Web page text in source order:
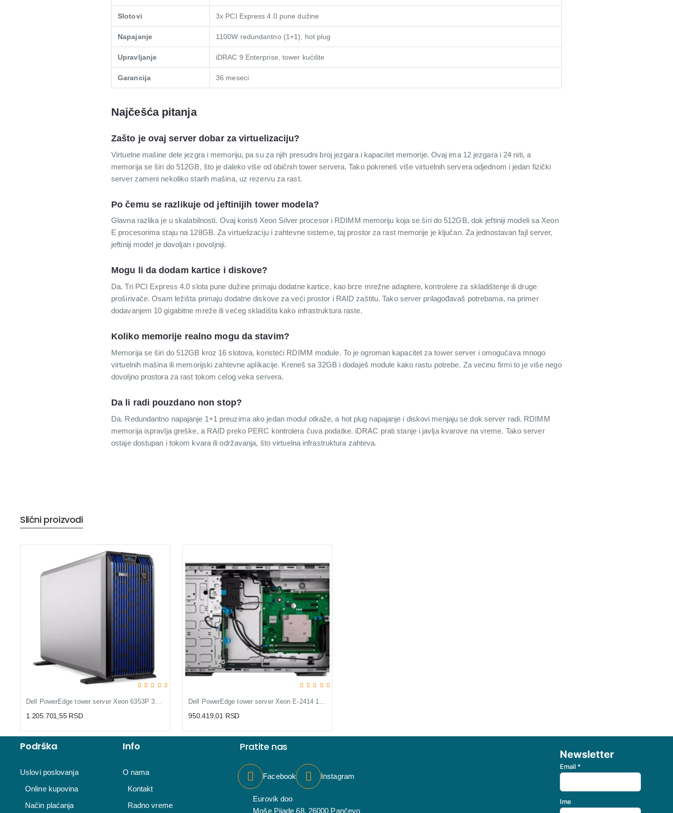
Slotovi 3x PCI Express 4.0 pune dužine
Napajanje 1100W redundantno (1+1), hot plug
Upravljanje iDRAC 9 Enterprise, tower kućište
Garancija 36 meseci
Najčešća pitanja
Zašto je ovaj server dobar za virtuelizaciju?
Virtuelne mašine dele jezgra i memoriju, pa su za njih presudni broj jezgara i kapacitet memorije. Ovaj ima 12 jezgara i 24 niti, a
memorija se širi do 512GB, što je daleko više od običnih tower servera. Tako pokreneš više virtuelnih servera odjednom i jedan fizički
server zameni nekoliko starih mašina, uz rezervu za rast.
Po čemu se razlikuje od jeftinijih tower modela?
Glavna razlika je u skalabilnosti. Ovaj koristi Xeon Silver procesor i RDIMM memoriju koja se širi do 512GB, dok jeftiniji modeli sa Xeon
E procesorima staju na 128GB. Za virtuelizaciju i zahtevne sisteme, taj prostor za rast memorije je ključan. Za jednostavan fajl server,
jeftiniji model je dovoljan i povoljniji.
Mogu li da dodam kartice i diskove?
Da. Tri PCI Express 4.0 slota pune dužine primaju dodatne kartice, kao brze mrežne adaptere, kontrolere za skladištenje ili druge
proširivače. Osam ležišta primaju dodatne diskove za veći prostor i RAID zaštitu. Tako server prilagođavaš potrebama, na primer
dodavanjem 10 gigabitne mreže ili većeg skladišta kako infrastruktura raste.
Koliko memorije realno mogu da stavim?
Memorija se širi do 512GB kroz 16 slotova, koristeći RDIMM module. To je ogroman kapacitet za tower server i omogućava mnogo
virtuelnih mašina ili memorijski zahtevne aplikacije. Kreneš sa 32GB i dodaješ module kako rastu potrebe. Za većinu firmi to je više nego
dovoljno prostora za rast tokom celog veka servera.
Da li radi pouzdano non stop?
Da. Redundantno napajanje 1+1 preuzima ako jedan modul otkaže, a hot plug napajanje i diskovi menjaju se dok server radi. RDIMM
memorija ispravlja greške, a RAID preko PERC kontrolera čuva podatke. iDRAC prati stanje i javlja kvarove na vreme. Tako server
ostaje dostupan i tokom kvara ili održavanja, što virtuelna infrastruktura zahteva.
Slični proizvodi
Dell PowerEdge tower server Xeon 6353P 32GB DDR5 i 2x960GB SSD
1.205.701,55 RSD
Dell PowerEdge tower server Xeon E-2414 16GB DDR5 i 2TB disk
950.419,01 RSD
Podrška
Uslovi poslovanja
Online kupovina
Način plaćanja
Info
O nama
Kontakt
Radno vreme
Pratite nas
Facebook Instagram
Eurovik doo
Moše Pijade 68, 26000 Pančevo